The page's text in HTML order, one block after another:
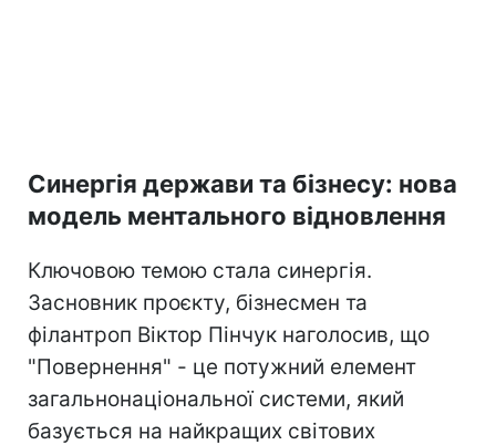
Синергія держави та бізнесу: нова
модель ментального відновлення
Ключовою темою стала синергія.
Засновник проєкту, бізнесмен та
філантроп Віктор Пінчук наголосив, що
"Повернення" - це потужний елемент
загальнонаціональної системи, який
базується на найкращих світових